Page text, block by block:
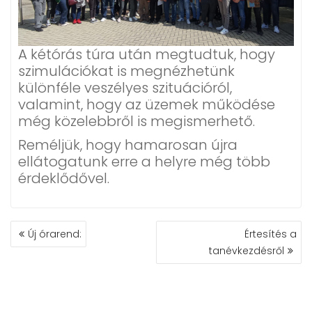
A kétórás túra után megtudtuk, hogy
szimulációkat is megnézhetünk
különféle veszélyes szituációról,
valamint, hogy az üzemek működése
még közelebbről is megismerhető.
Reméljük, hogy hamarosan újra
ellátogatunk erre a helyre még több
érdeklődővel.
BEJEGYZÉS
NAVIGÁCIÓ
Új órarend:
Értesítés a
tanévkezdésről